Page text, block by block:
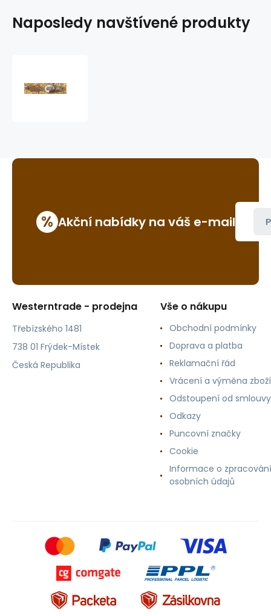
Naposledy navštívené produkty
% Akční nabídky na váš e-mail
Westerntrade - prodejna
Třebízského 1481
738 01 Frýdek-Místek
Česká Republika
Vše o nákupu
Obchodní podmínky
Doprava a platba
Reklamační řád
Vrácení a výměna zboží
Odstoupení od smlouvy
Odkazy
Puncovní značky
Cookie
Informace o zpracování
osobních údajů